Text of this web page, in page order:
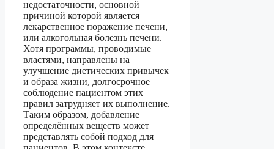
недостаточности, основной
причиной которой является
лекарственное поражение печени,
или алкогольная болезнь печени.
Хотя программы, проводимые
властями, направлены на
улучшение диетических привычек
и образа жизни, долгосрочное
соблюдение пациентом этих
правил затрудняет их выполнение.
Таким образом, добавление
определённых веществ может
представлять собой подход для